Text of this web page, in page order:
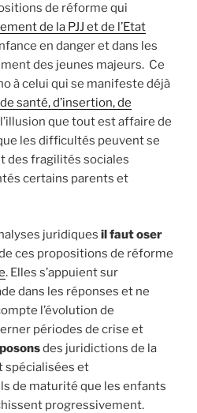
de réforme qui
de la PJJ et de l’Etat
en danger et dans les
des jeunes majeurs. Ce
à celui qui se manifeste déjà
santé, d’insertion, de
que tout est affaire de
les difficultés peuvent se
des fragilités sociales
certains parents et
juridiques il faut oser
ces propositions de réforme
. Elles s’appuient sur
dans les réponses et ne
l’évolution de
périodes de crise et
des juridictions de la
spécialisées et
de maturité que les enfants
progressivement.